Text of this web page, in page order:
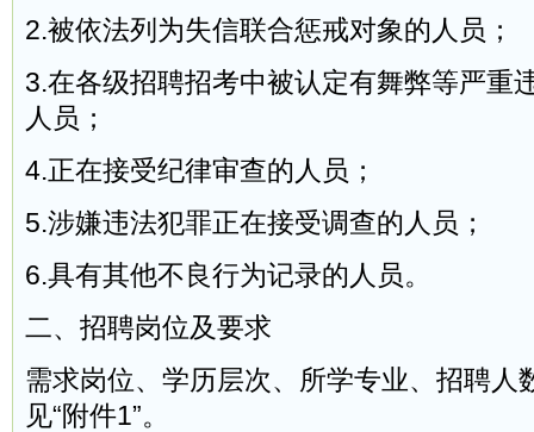
2.被依法列为失信联合惩戒对象的人员；
3.在各级招聘招考中被认定有舞弊等严重
人员；
4.正在接受纪律审查的人员；
5.涉嫌违法犯罪正在接受调查的人员；
6.具有其他不良行为记录的人员。
二、招聘岗位及要求
需求岗位、学历层次、所学专业、招聘人
见“附件1”。